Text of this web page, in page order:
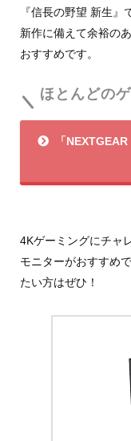
『信長の野望 新生
新作に備えて余裕の
おすすめです。
ほとんどの
「
4Kゲーミングにチャ
モニターがおすすめ
たい方はぜひ！